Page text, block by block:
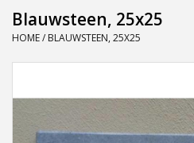
Naamborden
Huisnummers
Blauwsteen, 25x25
HOME/ BLAUWSTEEN, 25X25